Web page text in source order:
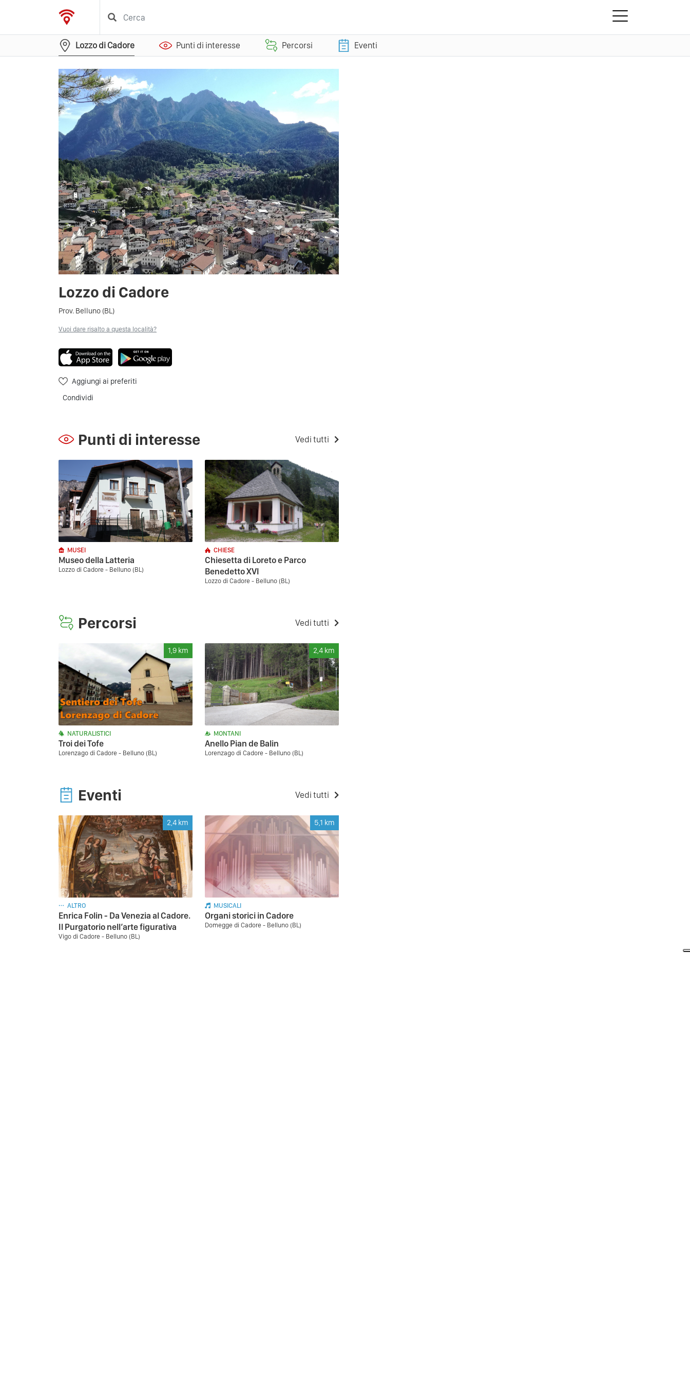
Lozzo di Cadore Punti di interesse Percorsi Eventi
Lozzo di Cadore
Prov. Belluno (BL)
Vuoi dare risalto a questa località?
Aggiungi ai preferiti
Condividi
Punti di interesse Vedi tutti
MUSEI
Museo della Latteria
Lozzo di Cadore - Belluno (BL)
CHIESE
Chiesetta di Loreto e Parco
Benedetto XVI
Lozzo di Cadore - Belluno (BL)
Percorsi Vedi tutti
1,9 km
NATURALISTICI
Troi dei Tofe
Lorenzago di Cadore - Belluno (BL)
2,4 km
MONTANI
Anello Pian de Balin
Lorenzago di Cadore - Belluno (BL)
Eventi Vedi tutti
2,4 km
ALTRO
Enrica Folin - Da Venezia al Cadore.
Il Purgatorio nell’arte figurativa
Vigo di Cadore - Belluno (BL)
5,1 km
MUSICALI
Organi storici in Cadore
Domegge di Cadore - Belluno (BL)